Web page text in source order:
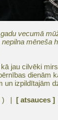
vecumā
mēneša
jau cilvēki
dienām
un izpildītajām
) | [ atsauces ]